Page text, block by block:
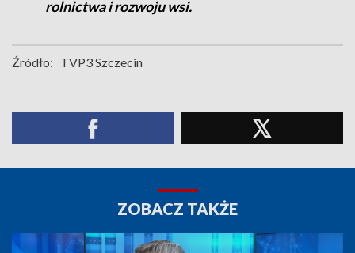
rolnictwa i rozwoju wsi.
Źródło: TVP3 Szczecin
ZOBACZ TAKŻE